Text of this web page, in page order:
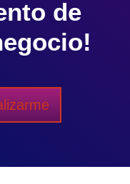
de